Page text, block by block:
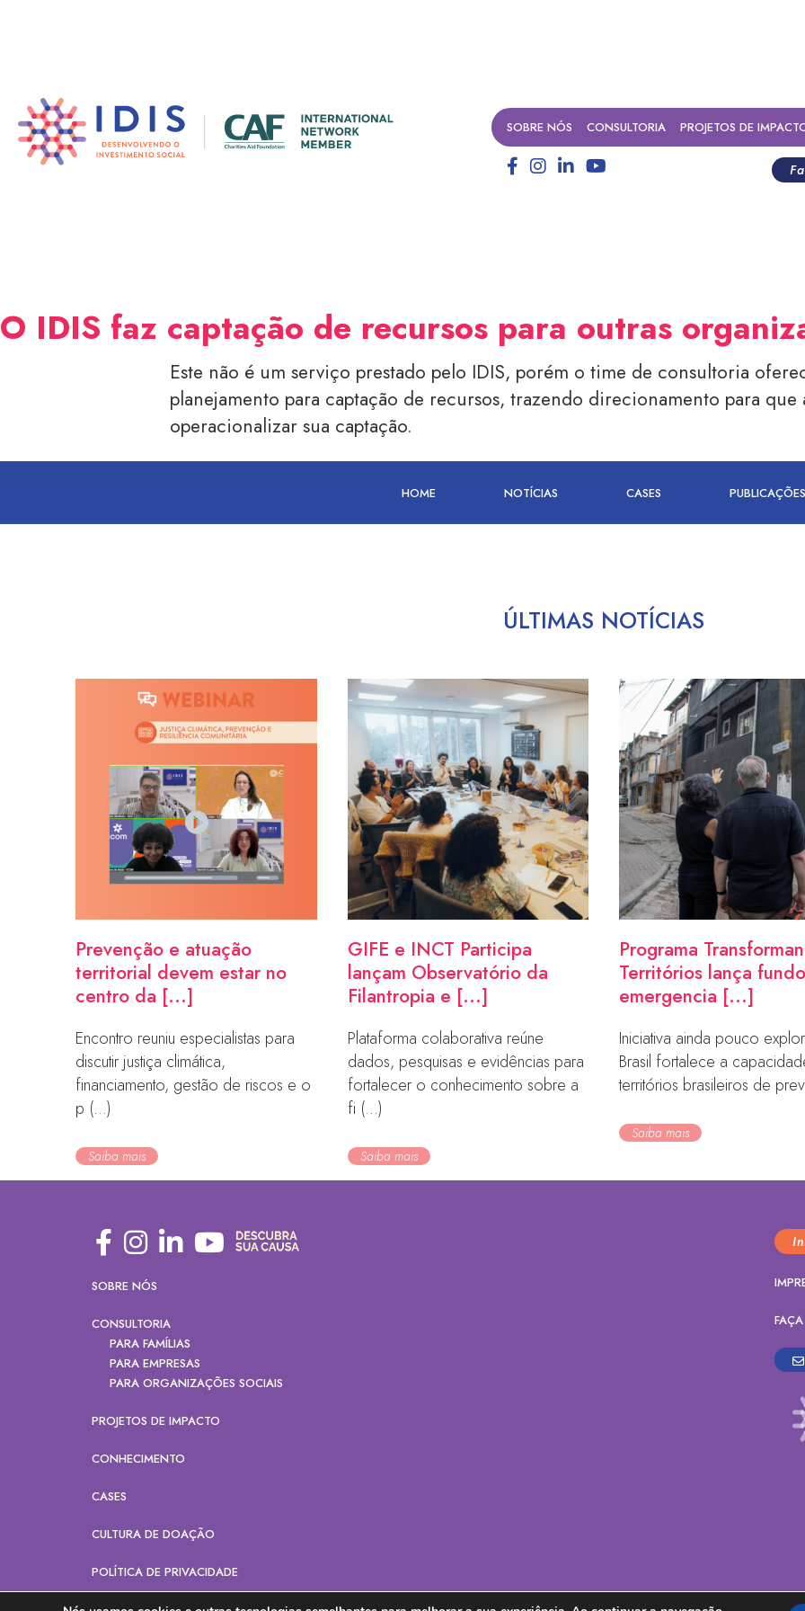
SOBRE NÓS CONSULTORIA PROJETOS DE
O IDIS faz captação de recursos para outras
Este não é um serviço prestado pelo IDIS, porém o time de consultoria
planejamento para captação de recursos, trazendo direcionamento para que
operacionalizar sua captação.
HOME NOTÍCIAS CASES PUBLICAÇÕES
ÚLTIMAS NOTÍCIAS
Prevenção e atuação
territorial devem estar no
centro da [...]
Encontro reuniu especialistas para
discutir justiça climática,
financiamento, gestão de riscos e o
p (...)
Saiba mais
GIFE e INCT Participa
lançam Observatório da
Filantropia e [...]
Plataforma colaborativa reúne
dados, pesquisas e evidências para
fortalecer o conhecimento sobre a
fi (...)
Saiba mais
Programa
Territórios lança
emergencia [...]
Iniciativa ainda pouco
Brasil fortalece a
territórios brasileiros de
Saiba mais
SOBRE NÓS
CONSULTORIA
PARA FAMÍLIAS
PARA EMPRESAS
PARA ORGANIZAÇÕES SOCIAIS
PROJETOS DE IMPACTO
CONHECIMENTO
CASES
CULTURA DE DOAÇÃO
POLÍTICA DE PRIVACIDADE